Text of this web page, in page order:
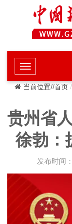
当前位置//首页
贵州省
徐勃：
发布时间